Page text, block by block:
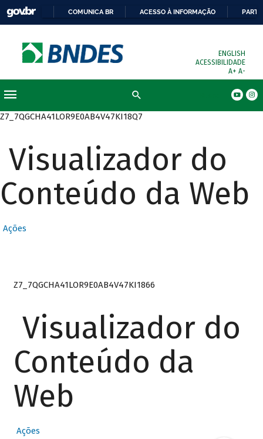
COMUNICA BR ACESSO À INFORMAÇÃO
ENGLISH
ACESSIBILIDADE
A+ A-
Z7_7QGCHA41LOR9E0AB4V47KI18Q7
Visualizador do
Conteúdo da Web
Ações
Z7_7QGCHA41LOR9E0AB4V47KI1866
Visualizador do
Conteúdo da
Web
Ações